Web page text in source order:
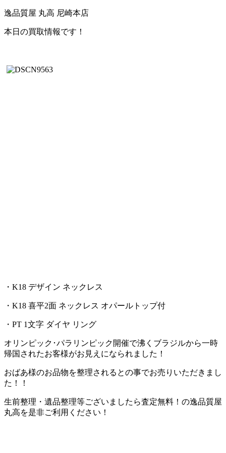
逸品質屋 丸高 尼崎本店
本日の買取情報です！
・K18 デザイン ネックレス
・K18 喜平2面 ネックレス オパールトップ付
・PT 1文字 ダイヤ リング
オリンピック･パラリンピック開催で沸くブラジルから一時
帰国されたお客様がお見えになられました！
おばあ様のお品物を整理されるとの事でお売りいただきまし
た！！
生前整理・遺品整理等ございましたら査定無料！の逸品質屋
丸高を是非ご利用ください！